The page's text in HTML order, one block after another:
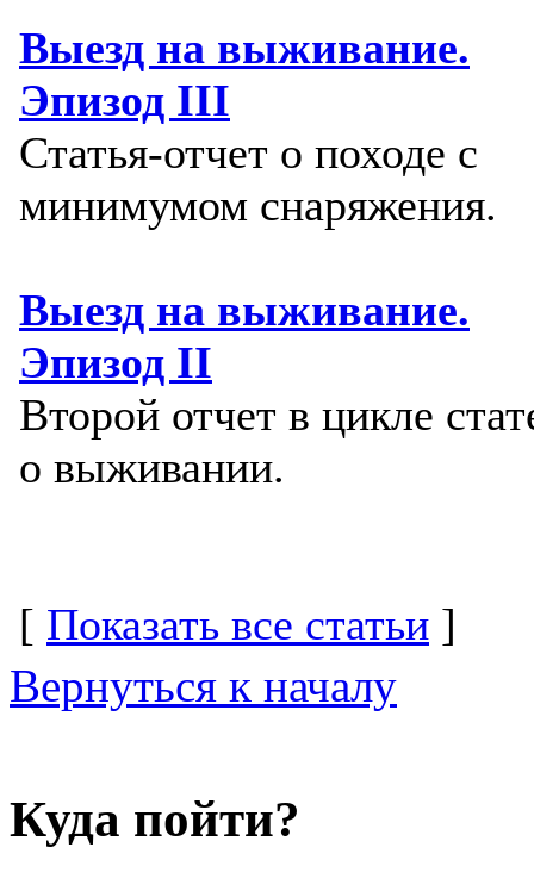
Выезд на выживание.
Эпизод III
Статья-отчет о походе с
минимумом снаряжения.
Выезд на выживание.
Эпизод II
Второй отчет в цикле
о выживании.
[ Показать все статьи ]
Вернуться к началу
Куда пойти?